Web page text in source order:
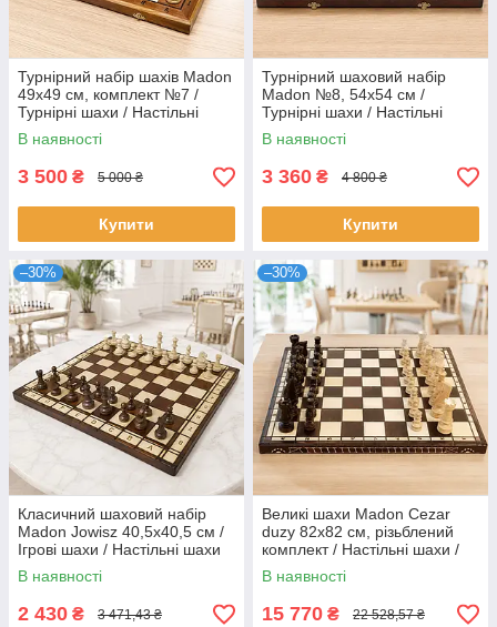
Турнірний набір шахів Madon
49х49 см, комплект №7 /
Турнірні шахи / Настільні
ігрові шахи
В наявності
3 500 ₴ 5 000 ₴
Купити
Турнірний шаховий набір
Madon №8, 54х54 см /
Турнірні шахи / Настільні
шахи для змагань
В наявності
3 360 ₴ 4 800 ₴
Купити
–30%
Класичний шаховий набір
Madon Jowisz 40,5х40,5 см /
Ігрові шахи / Настільні шахи
В наявності
2 430 ₴ 3 471,43 ₴
–30%
Великі шахи Madon Cezar
duzy 82x82 см, різьблений
комплект / Настільні шахи /
Різьблені фігури
В наявності
15 770 ₴ 22 528,57 ₴